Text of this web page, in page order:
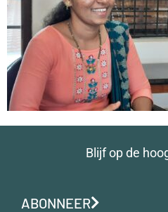
Blijf op de
ABONNEER